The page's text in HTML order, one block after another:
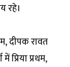
रहे।
दीपक रावत
प्रिया प्रथम,